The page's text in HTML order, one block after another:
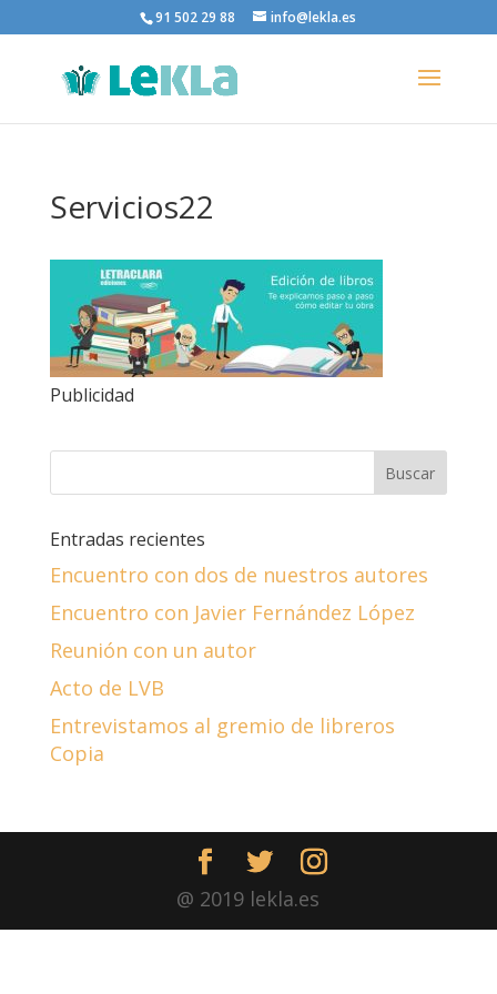
91 502 29 88 info@lekla.es
Servicios22
Publicidad
Entradas recientes
Encuentro con dos de nuestros autores
Encuentro con Javier Fernández López
Reunión con un autor
Acto de LVB
Entrevistamos al gremio de libreros
Copia
@ 2019 lekla.es